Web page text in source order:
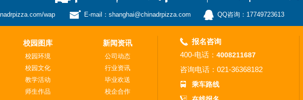
wap E-mail：shanghai@chinadrpizza.com QQ咨询：17749723613
校园图库
校园环境
校园文化
教学活动
师生作品
新闻资讯
公司动态
行业资讯
毕业欢送
校企合作
报名咨询
400-电话： 4008211687
咨询电话： 021-36368182
乘车路线